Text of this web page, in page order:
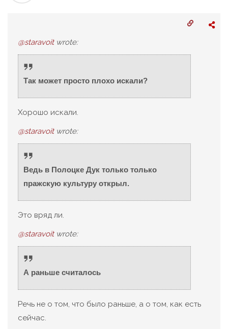
@staravoitwrote:
Так может просто плохо искали?
Хорошо искали.
@staravoitwrote:
Ведь в Полоцке Дук только только
пражскую культуру открыл.
Это вряд ли.
@staravoitwrote:
А раньше считалось
Речь не о том, что было раньше, а о том, как есть
сейчас.